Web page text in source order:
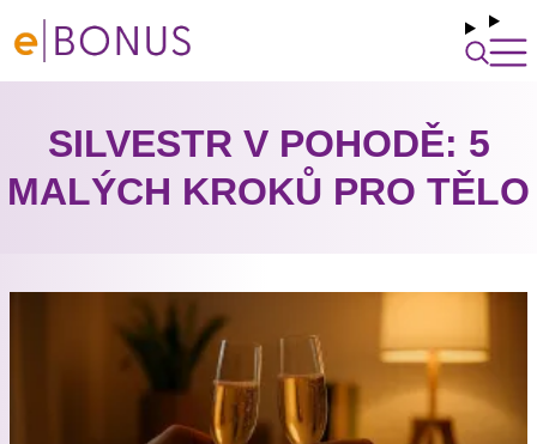
SILVESTR V POHODĚ: 5
MALÝCH KROKŮ PRO TĚLO